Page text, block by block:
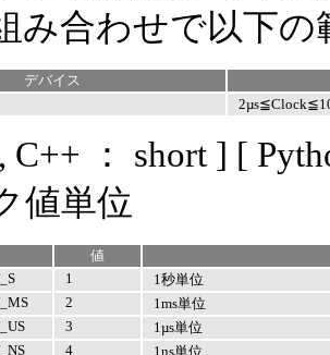
み合わせで以下
デバイス
C++ ： short ] [
値単位
値
1
1秒単位
2
1ms単位
3
1µs単位
4 1ns単位